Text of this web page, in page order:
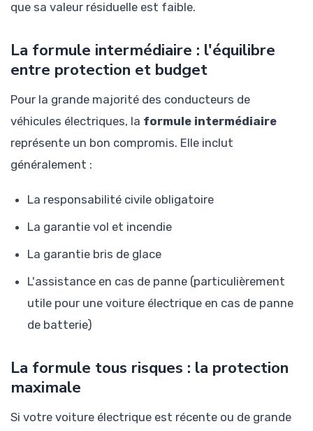
que sa valeur résiduelle est faible.
La formule intermédiaire : l'équilibre
entre protection et budget
Pour la grande majorité des conducteurs de
véhicules électriques, la formule intermédiaire
représente un bon compromis. Elle inclut
généralement :
La responsabilité civile obligatoire
La garantie vol et incendie
La garantie bris de glace
L'assistance en cas de panne (particulièrement
utile pour une voiture électrique en cas de panne
de batterie)
La formule tous risques : la protection
maximale
Si votre voiture électrique est récente ou de grande